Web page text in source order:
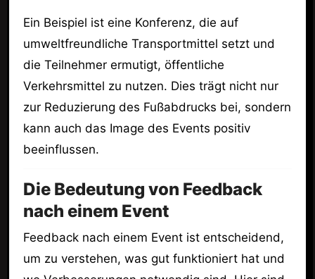
Ein Beispiel ist eine Konferenz, die auf
umweltfreundliche Transportmittel setzt und
die Teilnehmer ermutigt, öffentliche
Verkehrsmittel zu nutzen. Dies trägt nicht nur
zur Reduzierung des Fußabdrucks bei, sondern
kann auch das Image des Events positiv
beeinflussen.
Die Bedeutung von Feedback
nach einem Event
Feedback nach einem Event ist entscheidend,
um zu verstehen, was gut funktioniert hat und